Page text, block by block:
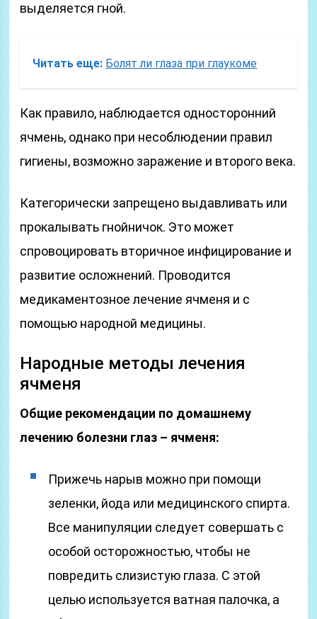
выделяется гной.
Читать еще: Болят ли глаза при глаукоме
Как правило, наблюдается односторонний
ячмень, однако при несоблюдении правил
гигиены, возможно заражение и второго века.
Категорически запрещено выдавливать или
прокалывать гнойничок. Это может
спровоцировать вторичное инфицирование и
развитие осложнений. Проводится
медикаментозное лечение ячменя и с
помощью народной медицины.
Народные методы лечения
ячменя
Общие рекомендации по домашнему
лечению болезни глаз – ячменя:
Прижечь нарыв можно при помощи
зеленки, йода или медицинского спирта.
Все манипуляции следует совершать с
особой осторожностью, чтобы не
повредить слизистую глаза. С этой
целью используется ватная палочка, а